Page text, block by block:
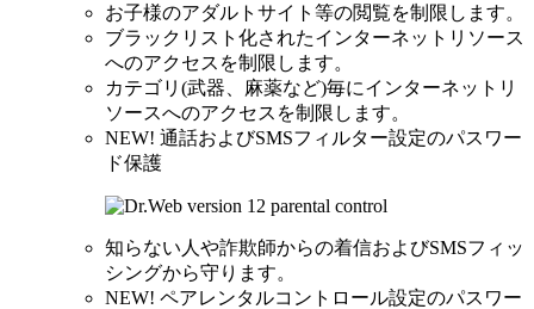
お子様のアダルトサイト等の閲覧を制限します。
ブラックリスト化されたインターネットリソース
へのアクセスを制限します。
カテゴリ(武器、麻薬など)毎にインターネットリ
ソースへのアクセスを制限します。
NEW! 通話およびSMSフィルター設定のパスワー
ド保護
知らない人や詐欺師からの着信およびSMSフィッ
シングから守ります。
NEW! ペアレンタルコントロール設定のパスワー